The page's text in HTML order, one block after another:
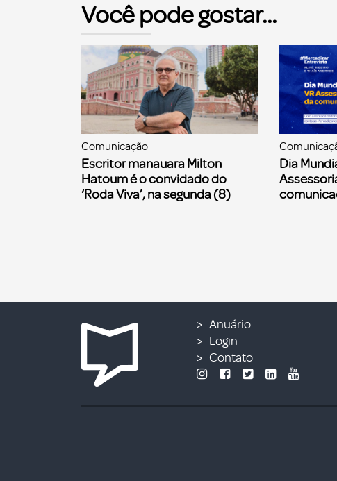
Você pode gostar...
Comunicação
Escritor manauara Milton
Hatoum é o convidado do
‘Roda Viva’, na segunda (8)
Dia
Anuário
Login
Contato